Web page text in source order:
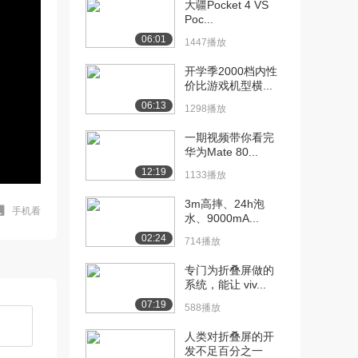
手机看
06:01
大疆Pocket 4 VS
Poc...
1447播放
06:13
开学季2000档内性
价比游戏机型横...
1298播放
12:19
一期视频带你看完
华为Mate 80...
1133播放
02:24
3m高摔、24h泡
水、9000mA...
714播放
07:19
专门为折叠屏做的
系统，能让 viv...
588播放
人类对折叠屏的开
发不足百分之一